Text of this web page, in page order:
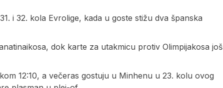
i 32. kola Evrolige, kada u goste stižu dva španska
dok karte za utakmicu protiv Olimpijakosa još
12:10, a večeras gostuju u Minhenu u 23. kolu ovog